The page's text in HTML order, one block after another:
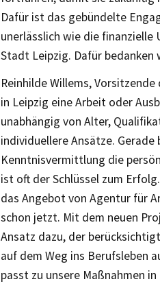
Dafür ist das gebündelte
unerlässlich wie die
Stadt Leipzig. Dafür bedanken
Reinhilde Willems,
in Leipzig eine Arbeit oder
unabhängig von Alter,
individuellere Ansätze. Gerade
Kenntnisvermittlung die
ist oft der Schlüssel zum
das Angebot von Agentur für
schon jetzt. Mit dem neuen
Ansatz dazu, der
auf dem Weg ins Berufsleben
passt zu unsere Maßnahmen